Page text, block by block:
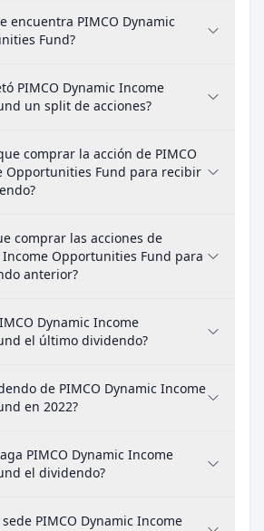
encuentra PIMCO Dynamic
Fund?
PIMCO Dynamic Income
un split de acciones?
comprar la acción de PIMCO
Opportunities Fund para recibir
comprar las acciones de
Income Opportunities Fund para
anterior?
Dynamic Income
el último dividendo?
de PIMCO Dynamic Income
en 2022?
PIMCO Dynamic Income
el dividendo?
PIMCO Dynamic Income